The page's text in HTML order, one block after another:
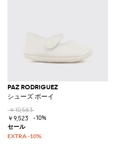
PAZ RODRIGUEZ
シューズ ボーイ
￥10,583
￥9,523
-10%